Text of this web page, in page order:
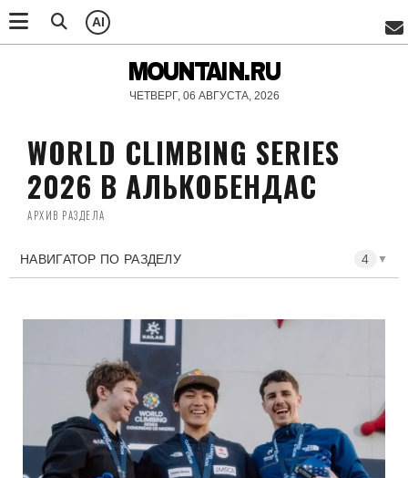
AI
MOUNTAIN.RU
ЧЕТВЕРГ, 06 АВГУСТА, 2026
WORLD CLIMBING SERIES
2026 В АЛЬКОБЕНДАС
АРХИВ РАЗДЕЛА
НАВИГАТОР ПО РАЗДЕЛУ 4 ▼